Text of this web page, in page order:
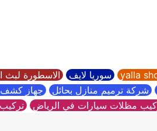
سوريا لايف الاسطورة لبث
شركة ترميم منازل بحائل جهاز كشف
مظلات سيارات في الرياض